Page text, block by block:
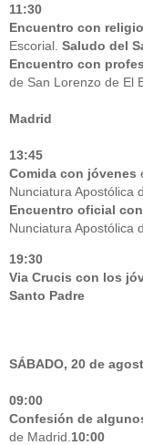
11:30
Encuentro con
Escorial. Saludo del
Encuentro con
de San Lorenzo de El
Madrid
13:45
Comida con jóvenes
Nunciatura Apostólica
Encuentro oficial
Nunciatura Apostólica
19:30
Via Crucis con los
Santo Padre
SÁBADO, 20 de
09:00
Confesión de
de Madrid. 10:00